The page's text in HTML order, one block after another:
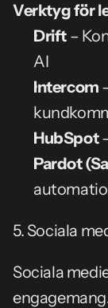
Verktyg för
Drift –
AI
Intercom
HubSpot
Pardot
5. Sociala
Sociala